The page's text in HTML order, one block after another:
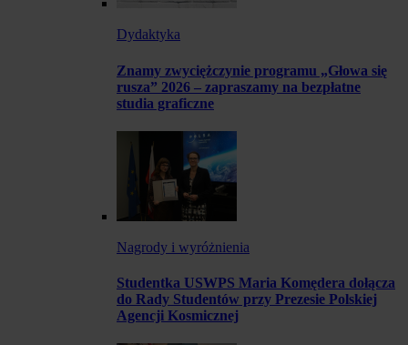
Dydaktyka
Znamy zwyciężczynie programu „Głowa się
rusza” 2026 – zapraszamy na bezpłatne
studia graficzne
Nagrody i wyróżnienia
Studentka USWPS Maria Komędera dołącza
do Rady Studentów przy Prezesie Polskiej
Agencji Kosmicznej